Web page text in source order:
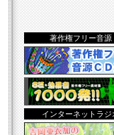
著作権フリー音源
インターネットラジ